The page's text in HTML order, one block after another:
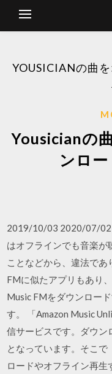
YOUSICIANの曲
Yousicianの
ンロ
2019/10/03 2020/07/
はオフラインでも音楽が
ことなどから、違法で
FMに似たアプリもあり
Music FMをダウンロー
す。 「Amazon Music
信サービスです。ダウン
となっています。そこで
ロードやオフライン再生